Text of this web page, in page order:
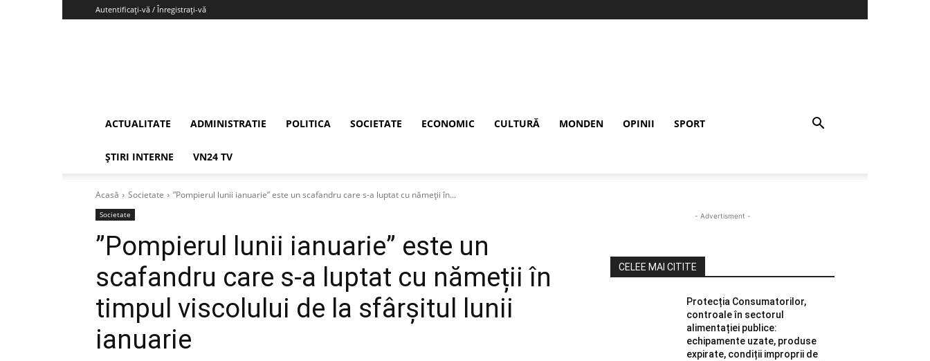
Autentificați-vă / Înregistrați-vă
ACTUALITATE ADMINISTRATIE POLITICA SOCIETATE ECONOMIC CULTURĂ MONDEN OPINII SPORT
ȘTIRI INTERNE VN24 TV
Acasă Societate ”Pompierul lunii ianuarie” este un scafandru care s-a luptat cu nămeții în...
Societate
”Pompierul lunii ianuarie” este un
scafandru care s-a luptat cu nămeții în
timpul viscolului de la sfârșitul lunii
ianuarie
- Advertisment -
CELEE MAI CITITE
Protecția Consumatorilor,
controale în sectorul
alimentației publice:
echipamente uzate, produse
expirate, condiții improprii de